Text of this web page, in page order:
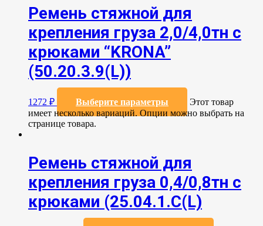
Ремень стяжной для
крепления груза 2,0/4,0тн с
крюками “KRONA”
(50.20.3.9(L))
1272 ₽ Выберите параметры
Этот товар
имеет несколько вариаций. Опции можно выбрать на
странице товара.
Ремень стяжной для
крепления груза 0,4/0,8тн с
крюками (25.04.1.С(L)